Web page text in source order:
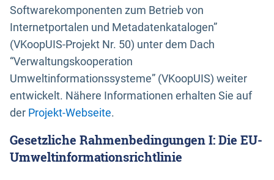
Softwarekomponenten zum Betrieb von
Internetportalen und Metadatenkatalogen”
(VKoopUIS-Projekt Nr. 50) unter dem Dach
“Verwaltungskooperation
Umweltinformationssysteme” (VKoopUIS) weiter
entwickelt. Nähere Informationen erhalten Sie auf
der Projekt-Webseite.
Gesetzliche Rahmenbedingungen I: Die EU-
Umweltinformationsrichtlinie